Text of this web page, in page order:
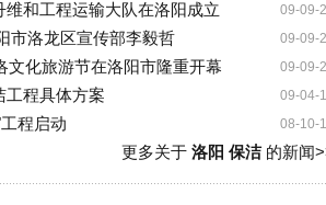
09-09-
维和工程运输大队在洛阳成立
09-09-
市洛龙区宣传部李毅哲
09-09-
文化旅游节在洛阳市隆重开幕
09-04-
工程具体方案
08-10-
程启动
更多关于 洛阳 保洁的新闻